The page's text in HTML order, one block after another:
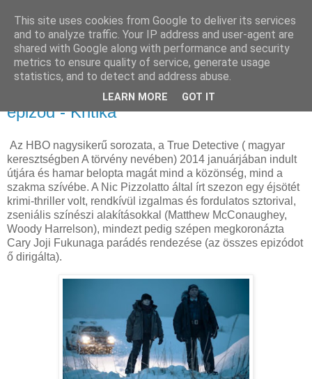
2024. január 28., vasárnap
True Detective: Night Country 1.-2.
epizód - Kritika
Az HBO nagysikerű sorozata, a True Detective ( magyar
keresztségben A törvény nevében) 2014 januárjában indult
útjára és hamar belopta magát mind a közönség, mind a
szakma szívébe. A Nic Pizzolatto által írt szezon egy éjsötét
krimi-thriller volt, rendkívül izgalmas és fordulatos sztorival,
zseniális színészi alakításokkal (Matthew McConaughey,
Woody Harrelson), mindezt pedig szépen megkoronázta
Cary Joji Fukunaga parádés rendezése (az összes epizódot
ő dirigálta).
This site uses cookies from Google to deliver its services
and to analyze traffic. Your IP address and user-agent are
shared with Google along with performance and security
metrics to ensure quality of service, generate usage
statistics, and to detect and address abuse.
LEARN MORE GOT IT